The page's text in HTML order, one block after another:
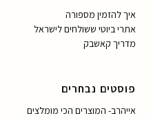
איך להזמין מספורה
אתרי ביוטי ששולחים לישראל
מדריך קאשבק
פוסטים נבחרים
אייהרב- המוצרים הכי מומלצים